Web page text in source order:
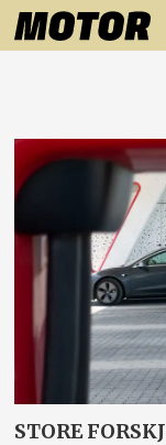
STORE